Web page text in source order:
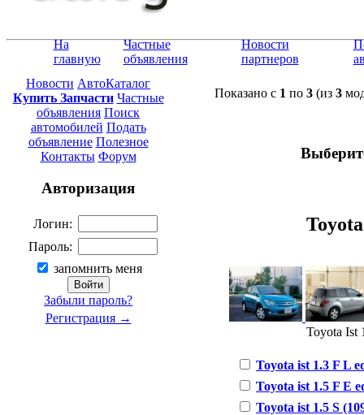
На
главную
Частные
объявления
Новости
партнеров
Новости АвтоКаталог
Купить Запчасти Частные
объявления Поиск
автомобилей Подать
объявление Полезное
Контакты Форум
Авторизация
Логин:
Пароль:
запомнить меня
Забыли пароль?
Регистрация →
Показано с 1 по 3(из 3
Toyota Ist
Toyota ist 1.3 F L
Toyota ist 1.5 F E
Toyota ist 1.5 S